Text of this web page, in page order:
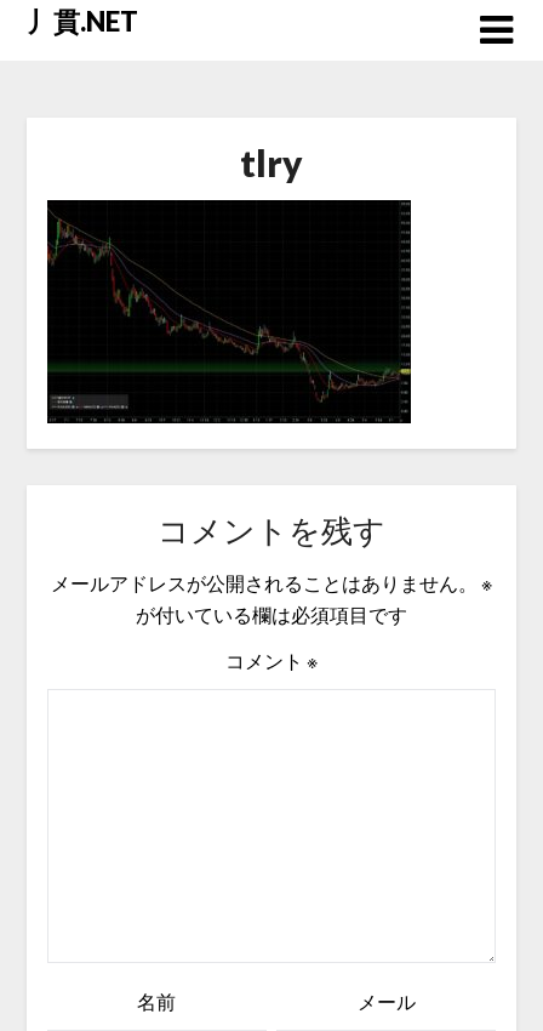
Skip丿貫.NET
tlry
コメントを残す
メールアドレスが公開されることはありません。
※
が付いている欄は必須項目です
コメント ※
名前 メール